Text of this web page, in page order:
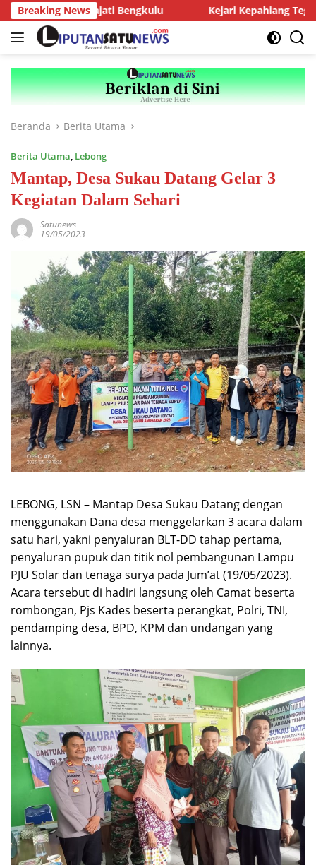
Langsung
ke
konten
Breaking News
Kajati Bengkulu Kejari Kepahiang Tegaskan
Beranda Berita Utama
Berita Utama, Lebong
Mantap, Desa Sukau Datang Gelar 3
Kegiatan Dalam Sehari
Satunews
19/05/2023
LEBONG, LSN – Mantap Desa Sukau Datang dengan
menggunakan Dana desa menggelarkan 3 acara dalam
satu hari, yakni penyaluran BLT-DD tahap pertama,
penyaluran pupuk dan titik nol pembangunan Lampu
PJU Solar dan tenaga surya pada Jum’at (19/05/2023).
Acara tersebut di hadiri langsung oleh Camat beserta
rombongan, Pjs Kades beserta perangkat, Polri, TNI,
pendamping desa, BPD, KPM dan undangan yang
lainnya.